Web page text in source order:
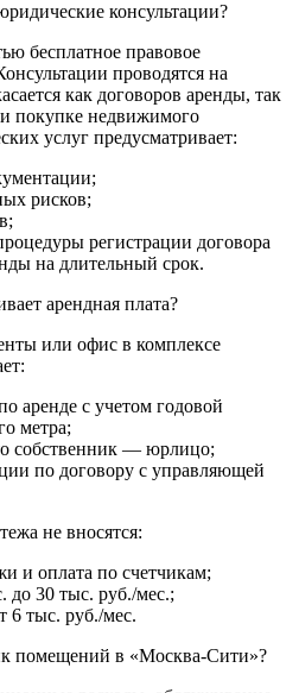
консультации?
бесплатное правовое
проводятся на
как договоров аренды, так
покупке недвижимого
услуг предусматривает:
рисков;
регистрации договора
на длительный срок.
арендная плата?
или офис в комплексе
аренде с учетом годовой
метра;
собственник — юрлицо;
по договору с управляющей
не вносятся:
и оплата по счетчикам;
до 30 тыс. руб./мес.;
6 тыс. руб./мес.
помещений в «Москва-Сити»?